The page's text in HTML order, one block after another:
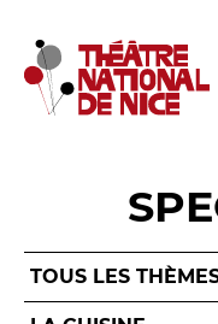
Abonnez-vous